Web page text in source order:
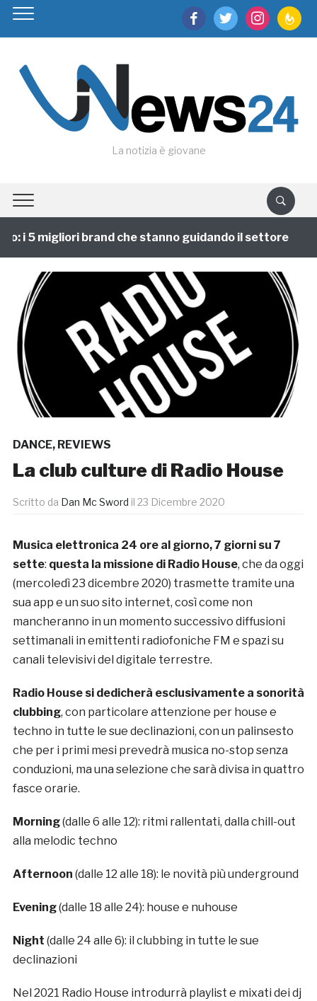
facebooktwitter instagram
La notizia è giovane
i 5 migliori brand che stanno guidando il settore
DANCE, REVIEWS
La club culture di Radio House
Scritto da Dan Mc Sword il 23 Dicembre 2020
Musica elettronica 24 ore al giorno, 7 giorni su 7
sette: questa la missione di Radio House, che da oggi
(mercoledì 23 dicembre 2020) trasmette tramite una
sua app e un suo sito internet, così come non
mancheranno in un momento successivo diffusioni
settimanali in emittenti radiofoniche FM e spazi su
canali televisivi del digitale terrestre.
Radio House si dedicherà esclusivamente a sonorità
clubbing, con particolare attenzione per house e
techno in tutte le sue declinazioni, con un palinsesto
che per i primi mesi prevedrà musica no-stop senza
conduzioni, ma una selezione che sarà divisa in quattro
fasce orarie.
Morning(dalle 6 alle 12): ritmi rallentati, dalla chill-out
alla melodic techno
Afternoon (dalle 12 alle 18): le novità più underground
Evening(dalle 18 alle 24): house e nuhouse
Night (dalle 24 alle 6): il clubbing in tutte le sue
declinazioni
Nel 2021 Radio House introdurrà playlist e mixati dei dj